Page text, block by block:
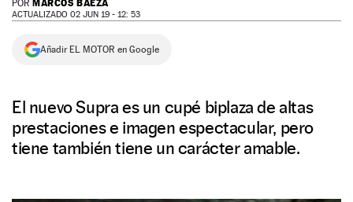
NEWSLETTER
POR MARCOS BAEZA
ACTUALIZADO 02 JUN 19 - 12: 53
Añadir EL MOTOR en Google
El nuevo Supra es un cupé biplaza de altas
prestaciones e imagen espectacular, pero
tiene también tiene un carácter amable.